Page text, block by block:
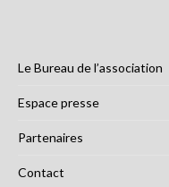
Le Bureau de l’association
Espace presse
Partenaires
Contact